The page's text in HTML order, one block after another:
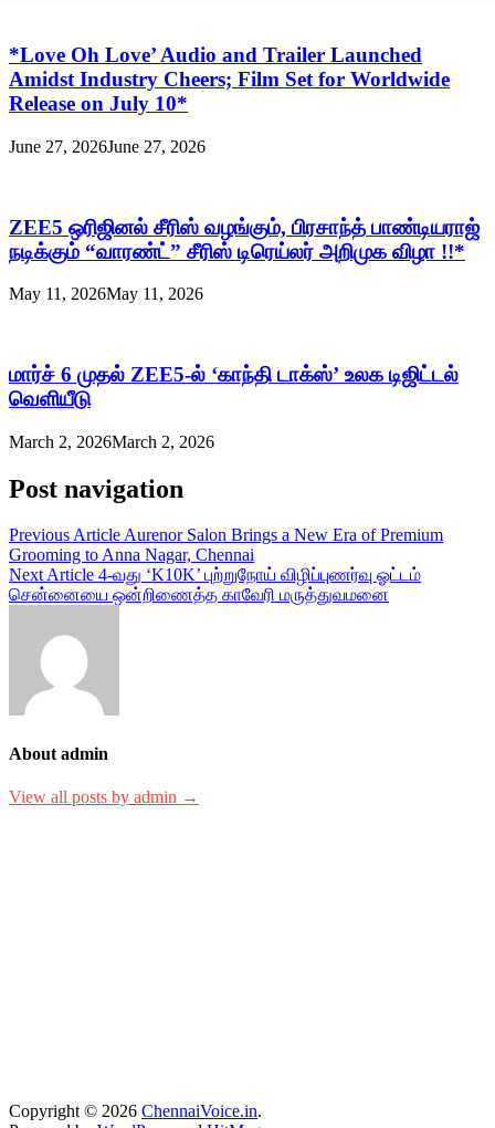
*Love Oh Love’ Audio and Trailer Launched
Amidst Industry Cheers; Film Set for Worldwide
Release on July 10*
June 27, 2026June 27, 2026
ZEE5 ஒரிஜினல் சீரிஸ் வழங்கும், பிரசாந்த் பாண்டியராஜ்
நடிக்கும் “வாரண்ட்” சீரிஸ் டிரெய்லர் அறிமுக விழா !!*
May 11, 2026May 11, 2026
மார்ச் 6 முதல் ZEE5-ல் ‘காந்தி டாக்ஸ்’ உலக டிஜிட்டல்
வெளியீடு
March 2, 2026March 2, 2026
Post navigation
Previous ArticleAurenor Salon Brings a New Era of Premium
Grooming to Anna Nagar, Chennai
Next Article 4-வது ‘K10K’ புற்றுநோய் விழிப்புணர்வு ஓட்டம்
சென்னையை ஒன்றிணைத்த காவேரி மருத்துவமனை
About admin
View all posts by admin →
Copyright © 2026 ChennaiVoice.in.